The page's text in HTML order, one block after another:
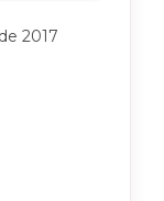
2017